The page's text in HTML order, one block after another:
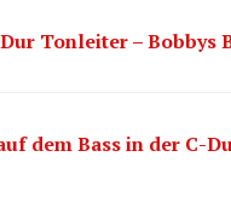
Tonleiter – Bobbys
dem Bass in der C-